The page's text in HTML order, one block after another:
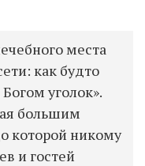
места
как будто
уголок».
большим
которой никому
и гостей